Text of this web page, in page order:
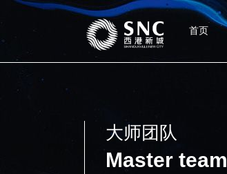
首页
Master team
大师团队